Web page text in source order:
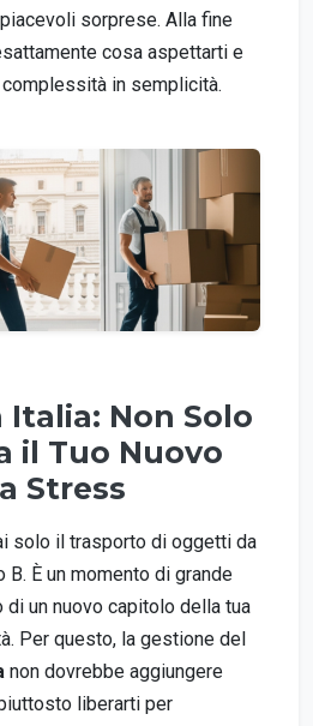
sorprese. Alla fine
cosa aspettarti e
in semplicità.
Italia: Non Solo
il Tuo Nuovo
Stress
solo il trasporto di oggetti da
B. È un momento di grande
un nuovo capitolo della tua
Per questo, la gestione del
non dovrebbe aggiungere
liberarti per